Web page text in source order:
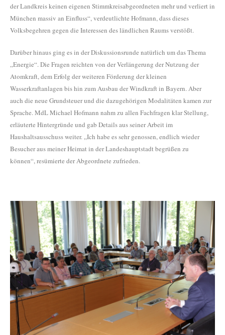
der Landkreis keinen eigenen Stimmkreisabgeordneten mehr und verliert in
München massiv an Einfluss“, verdeutlichte Hofmann, dass dieses
Volksbegehren gegen die Interessen des ländlichen Raums verstößt.
Darüber hinaus ging es in der Diskussionsrunde natürlich um das Thema
Energie“. Die Fragen reichten von der Verlängerung der Nutzung der
Atomkraft, dem Erfolg der weiteren Förderung der kleinen
Wasserkraftanlagen bis hin zum Ausbau der Windkraft in Bayern. Aber
auch die neue Grundsteuer und die dazugehörigen Modalitäten kamen zur
Sprache. MdL Michael Hofmann nahm zu allen Fachfragen klar Stellung,
erläuterte Hintergründe und gab Details aus seiner Arbeit im
Haushaltsausschuss weiter. „Ich habe es sehr genossen, endlich wieder
Besucher aus meiner Heimat in der Landeshauptstadt begrüßen zu
können“, resümierte der Abgeordnete zufrieden.